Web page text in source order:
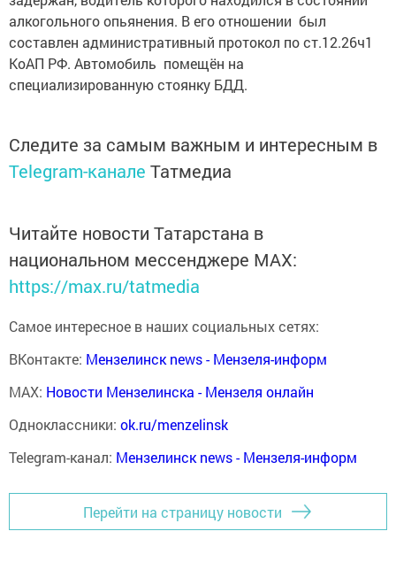
алкогольного опьянения. В его отношении был
составлен административный протокол по ст.12.26ч1
КоАП РФ. Автомобиль помещён на
специализированную стоянку БДД.
Следите за самым важным и интересным в
Telegram-канале Татмедиа
Читайте новости Татарстана в
национальном мессенджере MАХ:
https://max.ru/tatmedia
Самое интересное в наших социальных сетях:
ВКонтакте: Мензелинск news - Мензеля-информ
MAX: Новости Мензелинска - Мензеля онлайн
Одноклассники: ok.ru/menzelinsk
Telegram-канал: Мензелинск news - Мензеля-информ
Перейти на страницу новости